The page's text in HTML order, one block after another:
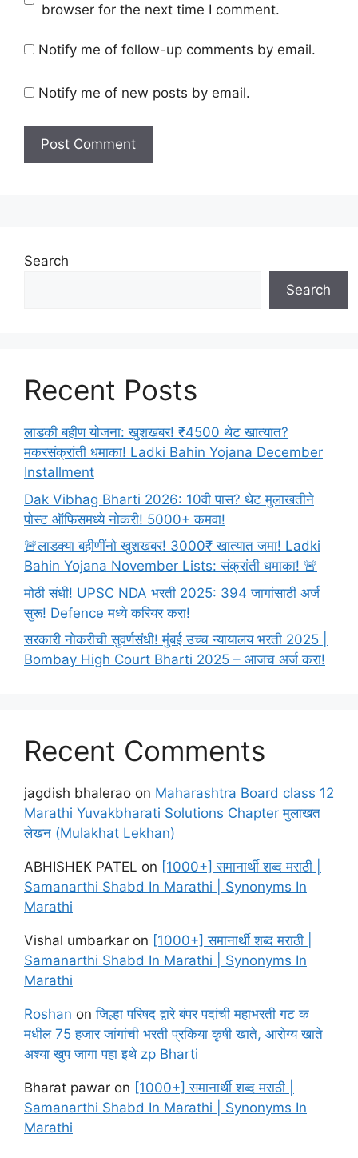
browser for the next time I comment.
Notify me of follow-up comments by email.
Notify me of new posts by email.
Search
Search
Recent Posts
लाडकी बहीण योजना: खुशखबर! ₹4500 थेट खात्यात?
मकरसंक्रांती धमाका! Ladki Bahin Yojana December
Installment
Dak Vibhag Bharti 2026: 10वी पास? थेट मुलाखतीने
पोस्ट ऑफिसमध्ये नोकरी! 5000+ कमवा!
🚨लाडक्या बहीणींनो खुशखबर! 3000₹ खात्यात जमा! Ladki
Bahin Yojana November Lists: संक्रांती धमाका! 🚨
मोठी संधी! UPSC NDA भरती 2025: 394 जागांसाठी अर्ज
सुरू! Defence मध्ये करियर करा!
सरकारी नोकरीची सुवर्णसंधी! मुंबई उच्च न्यायालय भरती 2025 |
Bombay High Court Bharti 2025 – आजच अर्ज करा!
Recent Comments
jagdish bhalerao on Maharashtra Board class 12
Marathi Yuvakbharati Solutions Chapter मुलाखत
लेखन (Mulakhat Lekhan)
ABHISHEK PATEL on [1000+] समानार्थी शब्द मराठी |
Samanarthi Shabd In Marathi | Synonyms In
Marathi
Vishal umbarkar on [1000+] समानार्थी शब्द मराठी |
Samanarthi Shabd In Marathi | Synonyms In
Marathi
Roshan onजिल्हा परिषद द्वारे बंपर पदांची महाभरती गट क
मधील 75 हजार जांगांची भरती प्रकिया कृषी खाते, आरोग्य खाते
अश्या खुप जागा पहा इथे zp Bharti
Bharat pawar on [1000+] समानार्थी शब्द मराठी |
Samanarthi Shabd In Marathi | Synonyms In
Marathi